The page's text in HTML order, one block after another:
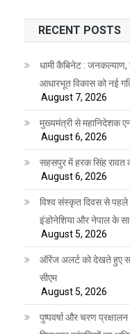
RECENT POSTS
धामी कैबिनेट : जनकल्याण,
आधारभूत विकास को नई
August 7, 2026
मुख्यमंत्री से महानिदेशक
August 6, 2026
सहसपुर में हरक सिंह रावत
August 6, 2026
विश्व संस्कृत दिवस से पहले
इंडोनेशिया और नेपाल के
August 5, 2026
ऑरेंज अलर्ट को देखते हुए
सीएम
August 5, 2026
पुष्पवर्षा और चरण